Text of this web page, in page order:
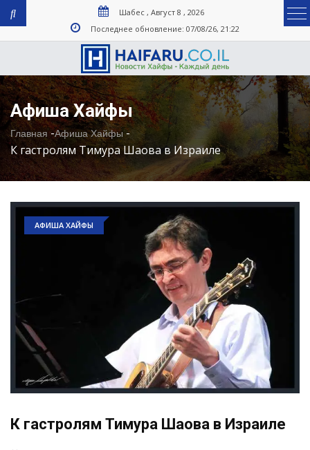
Шабес , Август 8 , 2026
Последнее обновление: 07/08/26, 21:22
Афиша Хайфы
Главная-Афиша Хайфы-
К гастролям Тимура Шаова в Израиле
АФИША ХАЙФЫ
К гастролям Тимура Шаова в Израиле